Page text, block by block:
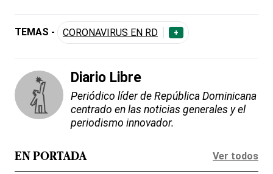
TEMAS - CORONAVIRUS EN RD +
Diario Libre
Periódico líder de República Dominicana
centrado en las noticias generales y el
periodismo innovador.
EN PORTADA Ver todos